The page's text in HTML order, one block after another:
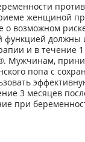
женщиной
о возможном
должны
и в течение
. Мужчинам,
попа с
3 месяцев
при